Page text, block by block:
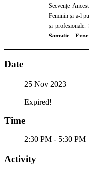
Secvențe
Feminin și a-l
și profesionale. Sunt în formare (anul 2 din 3) ca terapeut
𝐒𝐨𝐦𝐚𝐭𝐢𝐜
și internaționali
Date
25 Nov 2023
Expired!
Time
2:30 PM - 5:30 PM
Activity